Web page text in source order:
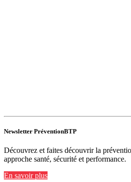
Newsletter PréventionBTP
Découvrez et faites découvrir la
approche santé, sécurité et performance.
En savoir plus